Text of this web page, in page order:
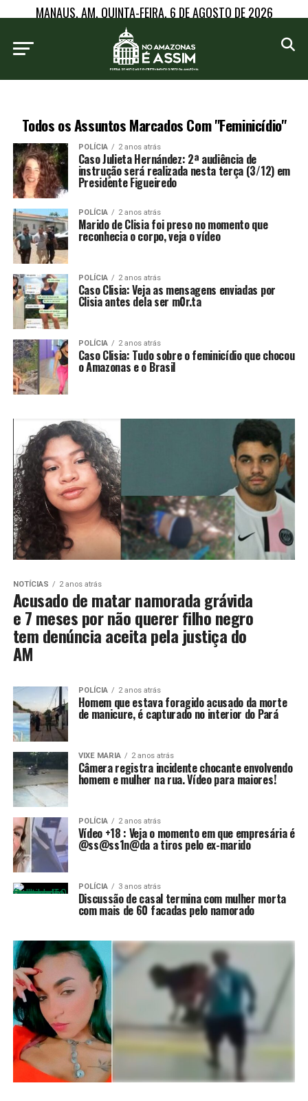
MANAUS, AM, QUINTA-FEIRA, 6 DE AGOSTO DE 2026
Todos os Assuntos Marcados Com "Feminicídio"
POLÍCIA 2 anos atrás
Caso Julieta Hernández: 2ª audiência de
instrução será realizada nesta terça (3/12) em
Presidente Figueiredo
POLÍCIA 2 anos atrás
Marido de Clisia foi preso no momento que
reconhecia o corpo, veja o vídeo
POLÍCIA 2 anos atrás
Caso Clisia: Veja as mensagens enviadas por
Clisia antes dela ser m0r.ta
POLÍCIA 2 anos atrás
Caso Clisia: Tudo sobre o feminicídio que chocou
o Amazonas e o Brasil
NOTÍCIAS 2 anos atrás
Acusado de matar namorada grávida
e 7 meses por não querer filho negro
tem denúncia aceita pela justiça do
AM
POLÍCIA 2 anos atrás
Homem que estava foragido acusado da morte
de manicure, é capturado no interior do Pará
VIXE MARIA 2 anos atrás
Câmera registra incidente chocante envolvendo
homem e mulher na rua. Vídeo para maiores!
POLÍCIA 2 anos atrás
Vídeo +18 : Veja o momento em que empresária é
@ss@ss1n@da a tiros pelo ex-marido
POLÍCIA 3 anos atrás
Discussão de casal termina com mulher morta
com mais de 60 facadas pelo namorado